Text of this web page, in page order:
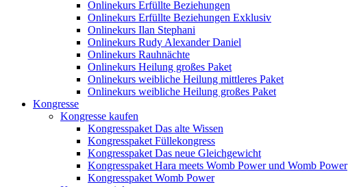
Onlinekurs Erfüllte Beziehungen
Onlinekurs Erfüllte Beziehungen Exklusiv
Onlinekurs Ilan Stephani
Onlinekurs Rudy Alexander Daniel
Onlinekurs Rauhnächte
Onlinekurs Heilung großes Paket
Onlinekurs weibliche Heilung mittleres Paket
Onlinekurs weibliche Heilung großes Paket
Kongresse
Kongresse kaufen
Kongresspaket Das alte Wissen
Kongresspaket Füllekongress
Kongresspaket Das neue Gleichgewicht
Kongresspaket Hara meets Womb Power und Womb Power
Kongresspaket Womb Power